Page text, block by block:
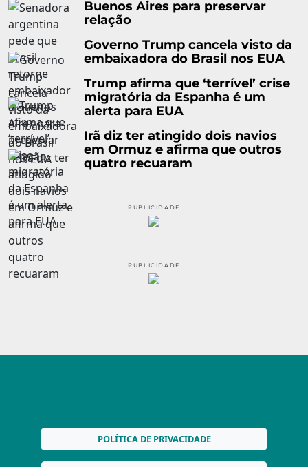
Buenos Aires para preservar
relação
Governo Trump cancela visto da
embaixadora do Brasil nos EUA
Trump afirma que ‘terrível’ crise
migratória da Espanha é um
alerta para EUA
Irã diz ter atingido dois navios
em Ormuz e afirma que outros
quatro recuaram
PUBLICIDADE
PUBLICIDADE
POLÍTICA DE PRIVACIDADE